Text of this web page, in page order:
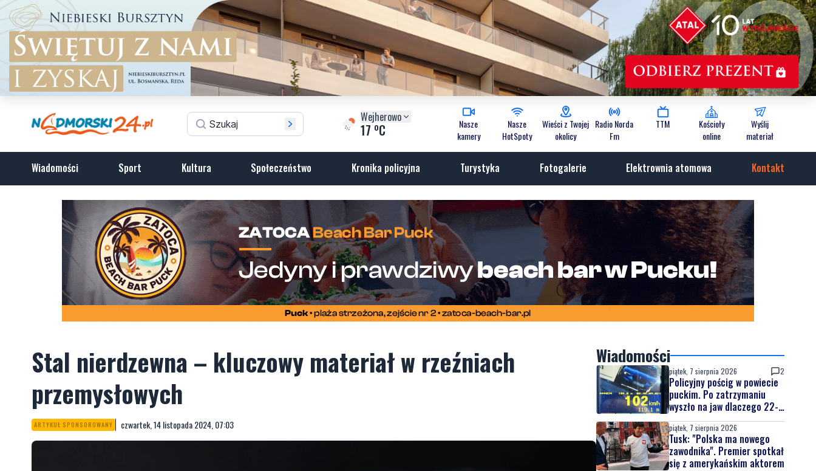
Wejherowo
17 oC
Nasze
kamery
Nasze
HotSpoty
Wieści z Twojej
okolicy
Radio Norda
Fm
TTM
Kościoły
online
Wyślij
materiał
Wiadomości Sport Kultura Społeczeństwo Kronika policyjna Turystyka Fotogalerie Elektrownia atomowa Kontakt
Stal nierdzewna – kluczowy materiał w rzeźniach
przemysłowych
ARTYKUŁ SPONSOROWANY czwartek, 14 listopada 2024, 07:03
Wiadomości
piątek, 7 sierpnia 2026 2
Policyjny pościg w powiecie
puckim. Po zatrzymaniu
wyszło na jaw dlaczego 22-
latek uciekał
piątek, 7 sierpnia 2026
Tusk: "Polska ma nowego
zawodnika". Premier spotkał
się z amerykańskim aktorem